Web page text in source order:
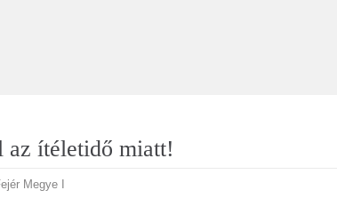
az ítéletidő miatt!
Megye I